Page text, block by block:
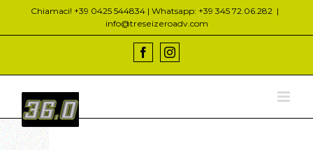
contenuto
Chiamaci! +39 0425 544834 | Whatsapp: +39 345 72.06.282 |
info@treseizeroadv.com
FacebookInstagram